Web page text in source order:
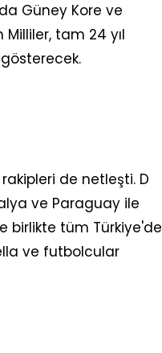
Güney Kore ve
tam 24 yıl
de netleşti. D
ve Paraguay ile
birlikte tüm Türkiye'de
ve futbolcular